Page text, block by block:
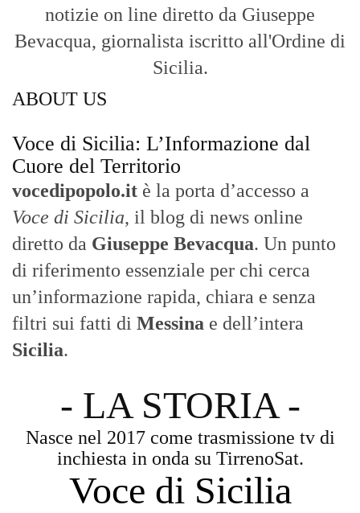
notizie on line diretto da Giuseppe
Bevacqua, giornalista iscritto all'Ordine di
Sicilia.
ABOUT US
Voce di Sicilia: L’Informazione dal
Cuore del Territorio
vocedipopolo.it è la porta d’accesso a
Voce di Sicilia, il blog di news online
diretto da Giuseppe Bevacqua. Un punto
di riferimento essenziale per chi cerca
un’informazione rapida, chiara e senza
filtri sui fatti di Messina e dell’intera
Sicilia.
- LA STORIA -
Nasce nel 2017 come trasmissione tv di
inchiesta in onda su TirrenoSat.
Voce di Sicilia